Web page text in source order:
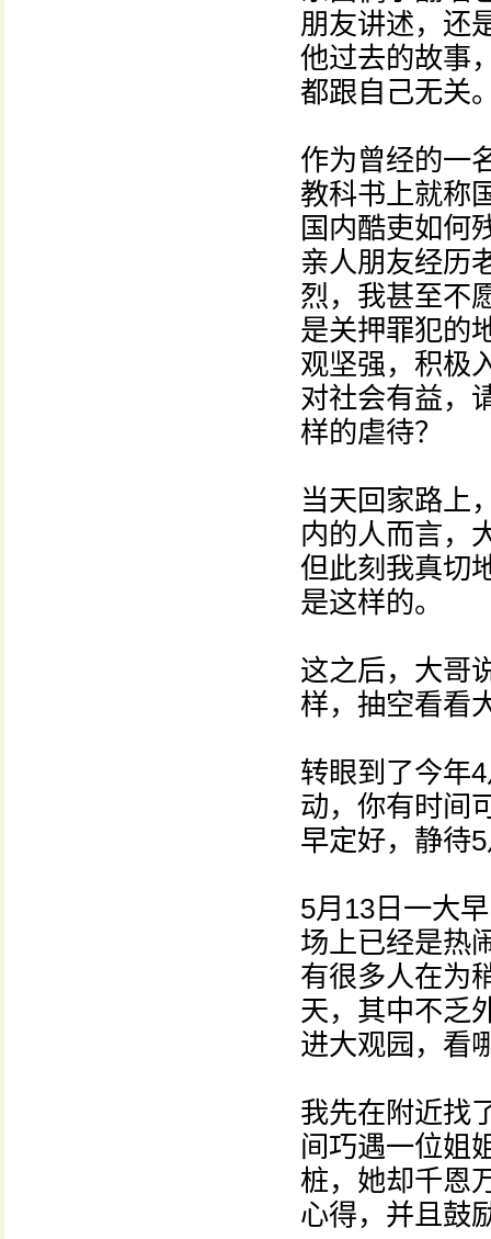
朋友讲述，还
他过去的故事
都跟自己无关
作为曾经的一
教科书上就称
国内酷吏如何
亲人朋友经历
烈，我甚至不
是关押罪犯的
观坚强，积极
对社会有益，
样的虐待？
当天回家路上
内的人而言，
但此刻我真切
是这样的。
这之后，大哥
样，抽空看看
转眼到了今年
动，你有时间
早定好，静待
5月13日一大
场上已经是热
有很多人在为
天，其中不乏
进大观园，看
我先在附近找
间巧遇一位姐
桩，她却千恩
心得，并且鼓